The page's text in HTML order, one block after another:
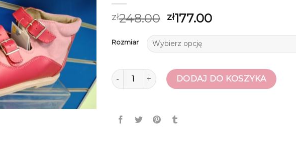
zł248.00 zł177.00
Rozmiar
ilość sandały dziecięceDODAJ DO KOSZYKA